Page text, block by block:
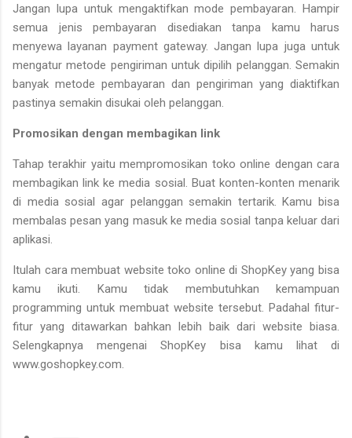
Jangan lupa untuk mengaktifkan mode pembayaran. Hampir
semua jenis pembayaran disediakan tanpa kamu harus
menyewa layanan payment gateway. Jangan lupa juga untuk
mengatur metode pengiriman untuk dipilih pelanggan. Semakin
banyak metode pembayaran dan pengiriman yang diaktifkan
pastinya semakin disukai oleh pelanggan.
Promosikan dengan membagikan link
Tahap terakhir yaitu mempromosikan toko online dengan cara
membagikan link ke media sosial. Buat konten-konten menarik
di media sosial agar pelanggan semakin tertarik. Kamu bisa
membalas pesan yang masuk ke media sosial tanpa keluar dari
aplikasi.
Itulah cara membuat website toko online di ShopKey yang bisa
kamu ikuti. Kamu tidak membutuhkan kemampuan
programming untuk membuat website tersebut. Padahal fitur-
fitur yang ditawarkan bahkan lebih baik dari website biasa.
Selengkapnya mengenai ShopKey bisa kamu lihat di
www.goshopkey.com.